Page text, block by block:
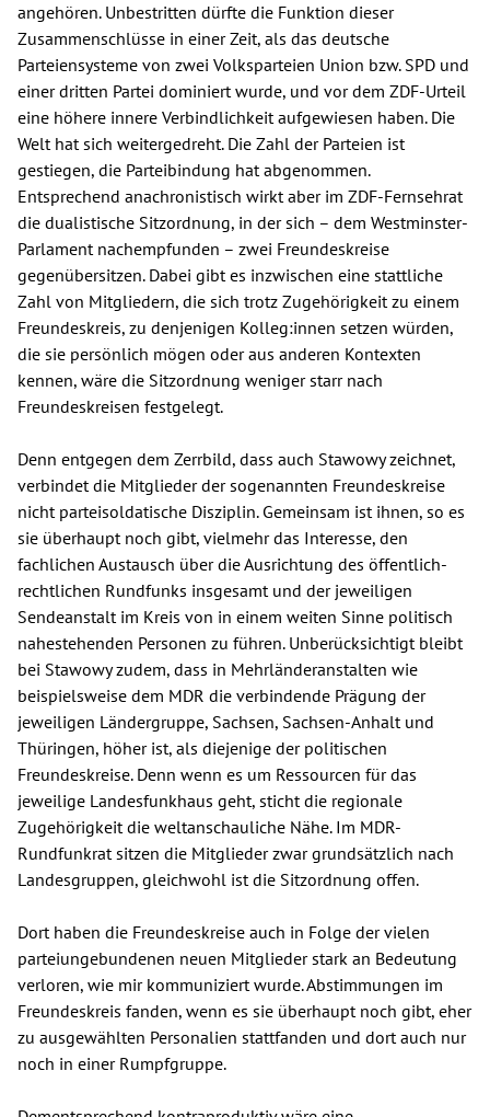
angehören. Unbestritten dürfte die Funktion dieser
Zusammenschlüsse in einer Zeit, als das deutsche
Parteiensysteme von zwei Volksparteien Union bzw. SPD und
einer dritten Partei dominiert wurde, und vor dem ZDF-Urteil
eine höhere innere Verbindlichkeit aufgewiesen haben. Die
Welt hat sich weitergedreht. Die Zahl der Parteien ist
gestiegen, die Parteibindung hat abgenommen.
Entsprechend anachronistisch wirkt aber im ZDF-Fernsehrat
die dualistische Sitzordnung, in der sich – dem Westminster-
Parlament nachempfunden – zwei Freundeskreise
gegenübersitzen. Dabei gibt es inzwischen eine stattliche
Zahl von Mitgliedern, die sich trotz Zugehörigkeit zu einem
Freundeskreis, zu denjenigen Kolleg:innen setzen würden,
die sie persönlich mögen oder aus anderen Kontexten
kennen, wäre die Sitzordnung weniger starr nach
Freundeskreisen festgelegt.
Denn entgegen dem Zerrbild, dass auch Stawowy zeichnet,
verbindet die Mitglieder der sogenannten Freundeskreise
nicht parteisoldatische Disziplin. Gemeinsam ist ihnen, so es
sie überhaupt noch gibt, vielmehr das Interesse, den
fachlichen Austausch über die Ausrichtung des öffentlich-
rechtlichen Rundfunks insgesamt und der jeweiligen
Sendeanstalt im Kreis von in einem weiten Sinne politisch
nahestehenden Personen zu führen. Unberücksichtigt bleibt
bei Stawowy zudem, dass in Mehrländeranstalten wie
beispielsweise dem MDR die verbindende Prägung der
jeweiligen Ländergruppe, Sachsen, Sachsen-Anhalt und
Thüringen, höher ist, als diejenige der politischen
Freundeskreise. Denn wenn es um Ressourcen für das
jeweilige Landesfunkhaus geht, sticht die regionale
Zugehörigkeit die weltanschauliche Nähe. Im MDR-
Rundfunkrat sitzen die Mitglieder zwar grundsätzlich nach
Landesgruppen, gleichwohl ist die Sitzordnung offen.
Dort haben die Freundeskreise auch in Folge der vielen
parteiungebundenen neuen Mitglieder stark an Bedeutung
verloren, wie mir kommuniziert wurde. Abstimmungen im
Freundeskreis fanden, wenn es sie überhaupt noch gibt, eher
zu ausgewählten Personalien stattfanden und dort auch nur
noch in einer Rumpfgruppe.